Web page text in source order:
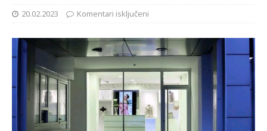
20.02.2023 Komentari isključeni